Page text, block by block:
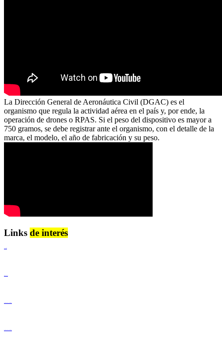
La Dirección General de Aeronáutica Civil (DGAC) es el
organismo que regula la actividad aérea en el país y, por ende, la
operación de drones o RPAS. Si el peso del dispositivo es mayor a
750 gramos, se debe registrar ante el organismo, con el detalle de la
marca, el modelo, el año de fabricación y su peso.
Links de interés